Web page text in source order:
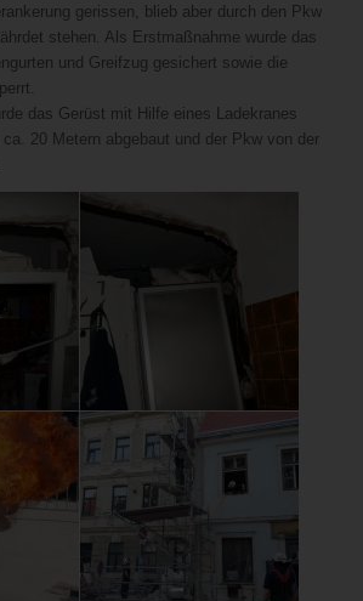
gerissen, blieb aber durch den Pkw
stehen. Als Erstmaßnahme wurde das
und Greifzug gesichert sowie die
das Gerüst mit Hilfe eines Ladekranes
20 Metern abgebaut und der Pkw von der